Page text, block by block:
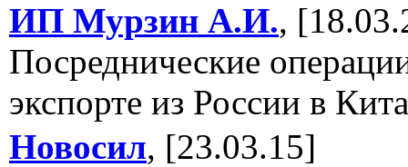
ИП Мурзин А.И.,
Посреднические
экспорте из России в
Новосил, [23.03.15]